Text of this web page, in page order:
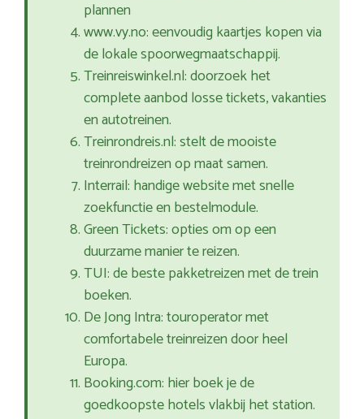
plannen
www.vy.no: eenvoudig kaartjes kopen via
de lokale spoorwegmaatschappij.
Treinreiswinkel.nl: doorzoek het
complete aanbod losse tickets, vakanties
en autotreinen.
Treinrondreis.nl: stelt de mooiste
treinrondreizen op maat samen.
Interrail: handige website met snelle
zoekfunctie en bestelmodule.
Green Tickets: opties om op een
duurzame manier te reizen.
TUI: de beste pakketreizen met de trein
boeken.
De Jong Intra: touroperator met
comfortabele treinreizen door heel
Europa.
Booking.com: hier boek je de
goedkoopste hotels vlakbij het station.